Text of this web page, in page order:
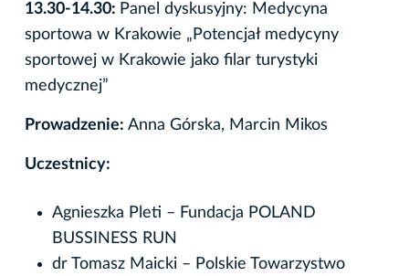
13.30-14.30: Panel dyskusyjny: Medycyna
sportowa w Krakowie „Potencjał medycyny
sportowej w Krakowie jako filar turystyki
medycznej”
Prowadzenie: Anna Górska, Marcin Mikos
Uczestnicy:
Agnieszka Pleti – Fundacja POLAND
BUSSINESS RUN
dr Tomasz Maicki – Polskie Towarzystwo